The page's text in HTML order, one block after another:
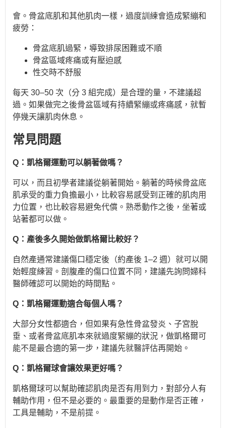
會。骨盆底肌和其他肌肉一樣，過度訓練會造成緊繃和
疲勞：
骨盆底肌過緊，導致排尿困難或不順
骨盆區域疼痛或有壓迫感
性交時不舒服
每天 30–50 次（分 3 組完成）是合理的量，不建議超
過。如果做完之後骨盆區域有持續緊繃或疼痛感，就暫
停幾天讓肌肉休息。
常見問題
Q：凱格爾運動可以躺著做嗎？
可以，而且初學者建議從躺著開始。躺著的時候骨盆底
肌承受的重力負擔最小，比較容易感受到正確的肌肉用
力位置，也比較容易避免代償。熟悉動作之後，坐著或
站著都可以做。
Q：產後多久開始做凱格爾比較好？
自然產通常建議傷口穩定後（約產後 1–2 週）就可以開
始輕度練習。剖腹產的傷口位置不同，建議先詢問婦科
醫師確認可以開始的時間點。
Q：凱格爾運動適合每個人嗎？
大部分女性都適合，但如果有急性骨盆發炎、子宮脫
垂、或者骨盆底肌本來就過度緊繃的狀況，做凱格爾可
能不是最合適的第一步，建議先就醫評估再開始。
Q：凱格爾球會讓效果更好嗎？
凱格爾球可以幫助確認肌肉是否有用到力，對部分人有
輔助作用，但不是必要的。最重要的是動作是否正確，
工具是輔助，不是前提。